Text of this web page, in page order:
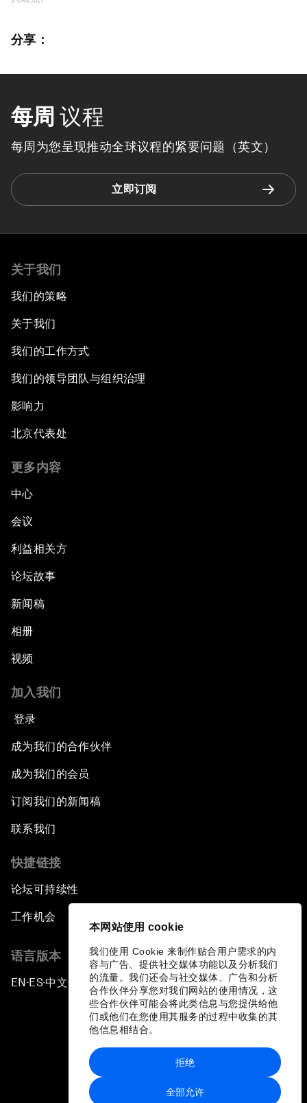
本网站使用 cookie
我们使用 Cookie 来制作贴合用户需求的内
容与广告、提供社交媒体功能以及分析我们
的流量。我们还会与社交媒体、广告和分析
合作伙伴分享您对我们网站的使用情况，这
些合作伙伴可能会将此类信息与您提供给他
们或他们在您使用其服务的过程中收集的其
他信息相结合。
全部允许
拒绝
分享：
每周 议程
每周为您呈现推动全球议程的紧要问题（英文）
立即订阅
关于我们
我们的策略
关于我们
我们的工作方式
我们的领导团队与组织治理
影响力
北京代表处
更多内容
中心
会议
利益相关方
论坛故事
新闻稿
相册
视频
加入我们
登录
成为我们的合作伙伴
成为我们的会员
订阅我们的新闻稿
联系我们
快捷链接
论坛可持续性
工作机会
语言版本
EN ▪ES▪中文▪ 日本語
站点地图